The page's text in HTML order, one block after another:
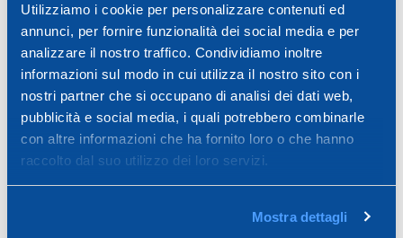
Utilizziamo i cookie per personalizzare contenuti ed
annunci, per fornire funzionalità dei social media e per
analizzare il nostro traffico. Condividiamo inoltre
informazioni sul modo in cui utilizza il nostro sito con i
nostri partner che si occupano di analisi dei dati web,
pubblicità e social media, i quali potrebbero combinarle
con altre informazioni che ha fornito loro o che hanno
raccolto dal suo utilizzo dei loro servizi.
Mostra dettagli
Tassello SGR - 130 mm
130 mm
TER11-3150
Tassello SGR - 150 mm